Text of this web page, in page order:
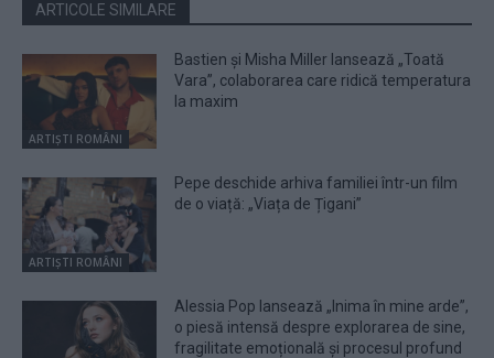
ARTICOLE SIMILARE
ARTIȘTI ROMÂNI
Bastien și Misha Miller lansează „Toată
Vara”, colaborarea care ridică temperatura
la maxim
ARTIȘTI ROMÂNI
Pepe deschide arhiva familiei într-un film
de o viață: „Viața de Țigani”
Alessia Pop lansează „Inima în mine arde”,
o piesă intensă despre explorarea de sine,
fragilitate emoțională și procesul profund